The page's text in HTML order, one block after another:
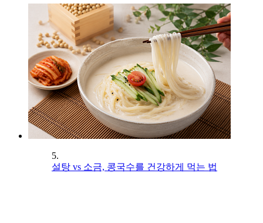
5.
설탕 vs 소금, 콩국수를 건강하게 먹는 법